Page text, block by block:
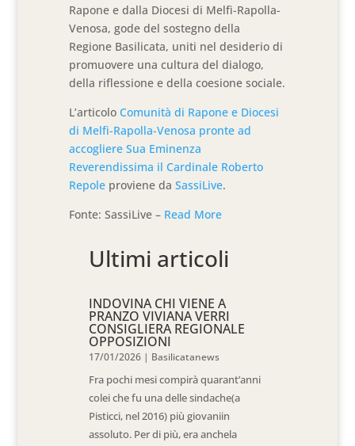
Rapone e dalla Diocesi di Melfi-Rapolla-
Venosa, gode del sostegno della
Regione Basilicata, uniti nel desiderio di
promuovere una cultura del dialogo,
della riflessione e della coesione sociale.
L’articoloComunità di Rapone e Diocesi
di Melfi-Rapolla-Venosa pronte ad
accogliere Sua Eminenza
Reverendissima il Cardinale Roberto
Repole proviene daSassiLive.
Fonte: SassiLive – Read More
Ultimi articoli
INDOVINA CHI VIENE A
PRANZO VIVIANA VERRI
CONSIGLIERA REGIONALE
OPPOSIZIONI
17/01/2026 | Basilicatanews
Fra pochi mesi compirà quarant’anni
colei che fu una delle sindache(a
Pisticci, nel 2016) più giovaniin
assoluto. Per di più, era anchela